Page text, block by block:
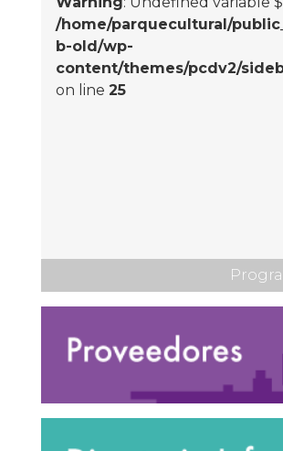
/home/parquecultural/
b-old/wp-
content/themes/pcdv2/
on line 25